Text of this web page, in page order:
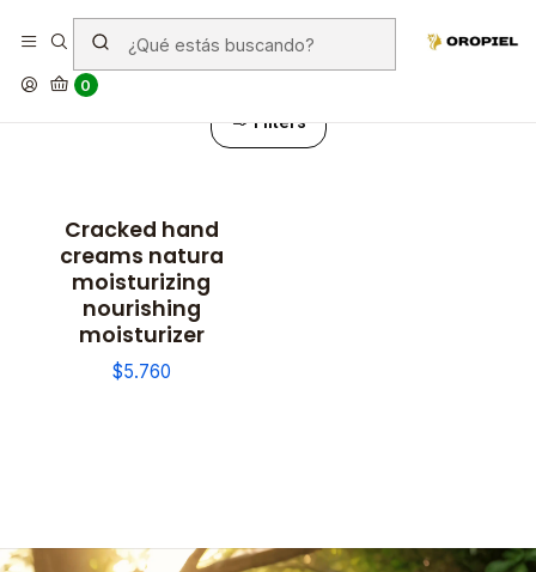
0
Creams
Filters
Cracked hand
creams natura
moisturizing
nourishing
moisturizer
$5.760